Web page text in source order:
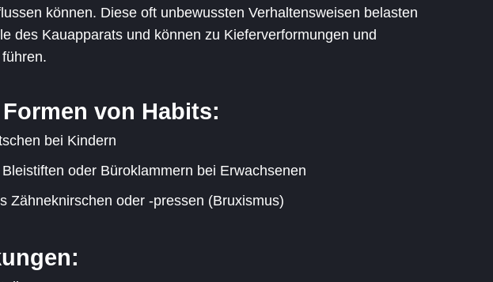
können. Diese oft unbewussten Verhaltensweisen belasten
des Kauapparats und können zu Kieferverformungen und
von Habits:
bei Kindern
oder Büroklammern bei Erwachsenen
Zähneknirschen oder -pressen (Bruxismus)